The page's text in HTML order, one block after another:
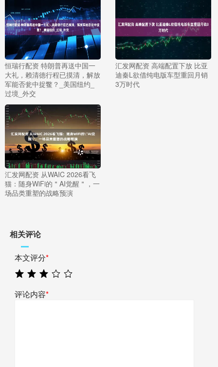
恒瑞行配资 特朗普再送中国一
大礼，赖清德行程已摸清，解放
军能否瓮中捉鳖？_美国纽约_
过境_外交
汇发网配资 高端配置下放 比亚
迪秦L欲借纯电版车型重回月销
3万时代
汇发网配资 从WAIC 2026看飞
猫：随身WiFi的＂AI觉醒＂，一
场品类重塑的战略预演
相关评论
本文评分*
评论内容*